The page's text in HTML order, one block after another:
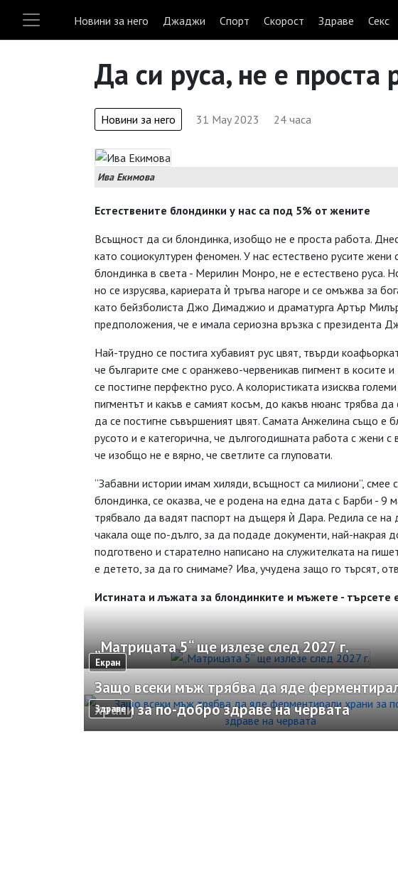
Новини за него Джаджи Спорт Скорост Здраве Секс
Да си руса, не е проста
Новини за него 31 May 2023 24 часа
Ива Екимова
Естествените блондинки у нас са под 5% от жените
Всъщност да си блондинка, изобщо не е проста работа.
като социокултурен феномен. У нас естествено русите
блондинка в света - Мерилин Монро, не е естествено руса.
но се изрусява, кариерата ѝ тръгва нагоре и се омъжва за
като бейзболиста Джо Димаджио и драматурга Артър
предположения, че е имала сериозна връзка с президента
Най-трудно се постига хубавият рус цвят, твърди
че българите сме с оранжево-червеникав пигмент в косите
се постигне перфектно русо. А колористиката изисква
пигментът и какъв е самият косъм, до какъв нюанс трябва
да се постигне съвършеният цвят. Самата Анжелина също е
русото и е категорична, че дългогодишната работа с жени с
че изобщо не е вярно, че светлите са глуповати.
“Забавни истории имам хиляди, всъщност са милиони”, смее
блондинка, се оказва, че е родена на една дата с Барби - 9
трябвало да вадят паспорт на дъщеря ѝ Дара. Редила се на
чакала още по-дълго, за да подаде документи, най-накрая
подготвено и старателно написано на служителката на
е детето, за да го снимаме? Ива, учудена защо го търсят,
Истината и лъжата за блондинките и мъжете - търсете
Екран
„Матрицата 5“ ще излезе след 2027 г.
Здраве
Защо всеки мъж трябва да яде
храни за по-добро здраве на червата